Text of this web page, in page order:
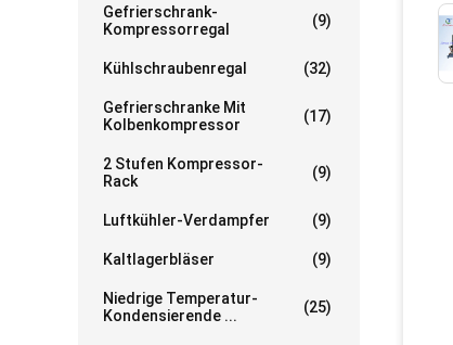
Gefrierschrank-
Kompressorregal
(9)
Kühlschraubenregal (32)
Gefrierschranke Mit
Kolbenkompressor
(17)
2 Stufen Kompressor-
Rack
(9)
Luftkühler-Verdampfer (9)
Kaltlagerbläser (9)
Niedrige Temperatur-
Kondensierende ...
(25)